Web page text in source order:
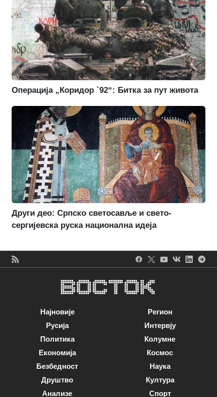
Операција „Коридор `92“: Битка за пут живота
Други део: Српско светосавље и свето-
сергијевска руска национална идеја
Најновије
Русија
Политика
Економија
Безбедност
Друштво
Анализе
Регион
Интервју
Колумне
Космос
Наука
Култура
Спорт